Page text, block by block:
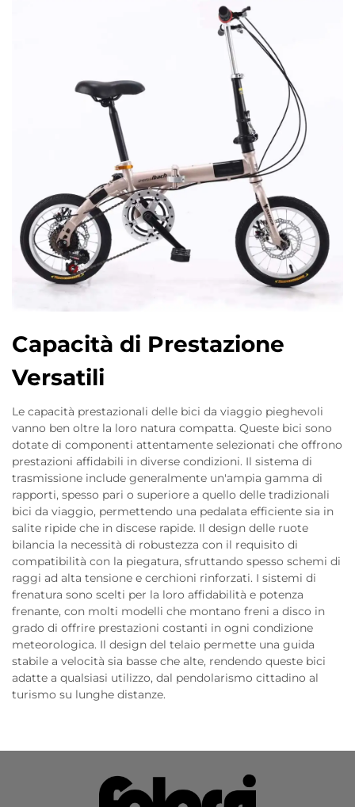
Capacità di Prestazione
Versatili
Le capacità prestazionali delle bici da viaggio pieghevoli
vanno ben oltre la loro natura compatta. Queste bici sono
dotate di componenti attentamente selezionati che offrono
prestazioni affidabili in diverse condizioni. Il sistema di
trasmissione include generalmente un'ampia gamma di
rapporti, spesso pari o superiore a quello delle tradizionali
bici da viaggio, permettendo una pedalata efficiente sia in
salite ripide che in discese rapide. Il design delle ruote
bilancia la necessità di robustezza con il requisito di
compatibilità con la piegatura, sfruttando spesso schemi di
raggi ad alta tensione e cerchioni rinforzati. I sistemi di
frenatura sono scelti per la loro affidabilità e potenza
frenante, con molti modelli che montano freni a disco in
grado di offrire prestazioni costanti in ogni condizione
meteorologica. Il design del telaio permette una guida
stabile a velocità sia basse che alte, rendendo queste bici
adatte a qualsiasi utilizzo, dal pendolarismo cittadino al
turismo su lunghe distanze.